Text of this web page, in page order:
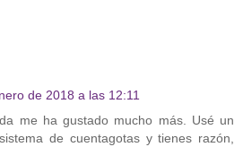
de 2018 a las 12:11
me ha gustado mucho más. Usé un
de cuentagotas y tienes razón,